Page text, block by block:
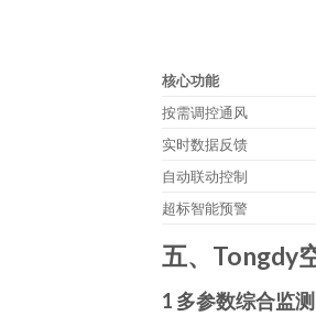
核心功能
按需调控通风
实时数据反馈
自动联动控制
超标智能预警
五、Tongdy
1 多参数综合监测